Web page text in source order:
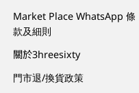
Market Place WhatsApp 條
款及細則
關於3hreesixty
門市退/換貨政策